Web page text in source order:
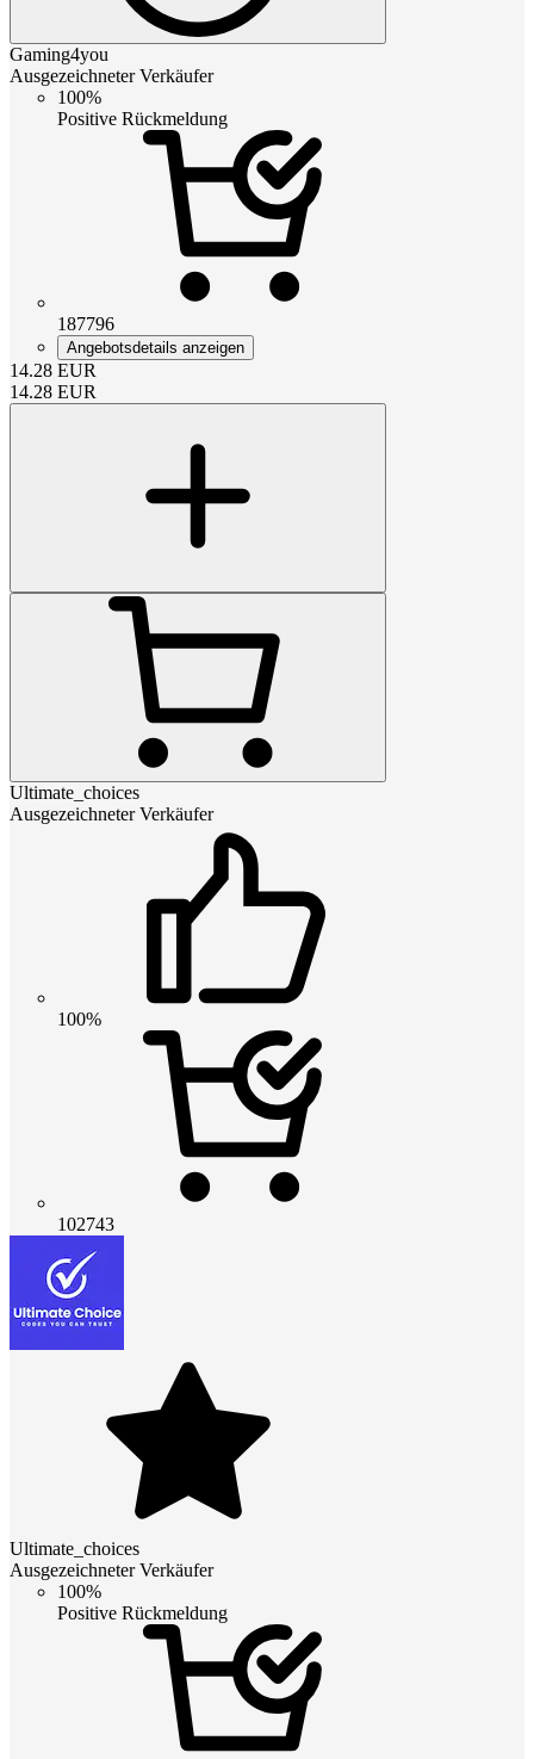
Gaming4you
Ausgezeichneter Verkäufer
100%
Positive Rückmeldung
187796
Angebotsdetails anzeigen
14.28 EUR
14.28 EUR
Ultimate_choices
Ausgezeichneter Verkäufer
100%
102743
Ultimate_choices
Ausgezeichneter Verkäufer
100%
Positive Rückmeldung